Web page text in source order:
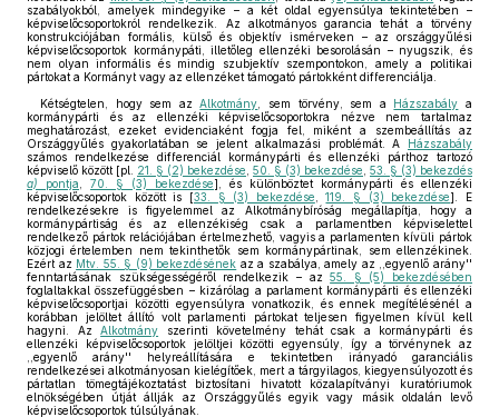
szabályokból, amelyek mindegyike – a két oldal egyensúlya tekintetében –
képviselőcsoportokról rendelkezik. Az alkotmányos garancia tehát a törvény
konstrukciójában formális, külső és objektív ismérveken – az országgyűlési
képviselőcsoportok kormánypáti, illetőleg ellenzéki besorolásán – nyugszik, és
nem olyan informális és mindig szubjektív szempontokon, amely a politikai
pártokat a Kormányt vagy az ellenzéket támogató pártokként differenciálja.
Kétségtelen, hogy sem azAlkotmány , sem törvény, sem a Házszabály a
kormánypárti és az ellenzéki képviselőcsoportokra nézve nem tartalmaz
meghatározást, ezeket evidenciaként fogja fel, miként a szembeállítás az
Országgyűlés gyakorlatában se jelent alkalmazási problémát. A Házszabály
számos rendelkezése differenciál kormánypárti és ellenzéki párthoz tartozó
képviselő között [pl. 21. § (2) bekezdése 50. § (3) bekezdése 53. § (3) bekezdés
a) pontja 70. § (3) bekezdése], és különböztet kormánypárti és ellenzéki
képviselőcsoportok között is [33. § (3) bekezdése ,119. § (3) bekezdése]. E
rendelkezésekre is figyelemmel az Alkotmánybíróság megállapítja, hogy a
kormánypártiság és az ellenzékiség csak a parlamentben képviselettel
rendelkező pártok relációjában értelmezhető, vagyis a parlamenten kívüli pártok
közjogi értelemben nem tekinthetők sem kormánypártinak, sem ellenzékinek.
Ezért az Mtv. 55. § (9) bekezdésének az a szabálya, amely az ,,egyenlő arány''
fenntartásának szükségességéről rendelkezik – az55. § (5) bekezdésében
foglaltakkal összefüggésben – kizárólag a parlament kormánypárti és ellenzéki
képviselőcsoportjai közötti egyensúlyra vonatkozik, és ennek megítélésénél a
korábban jelöltet állító volt parlamenti pártokat teljesen figyelmen kívül kell
hagyni. AzAlkotmány szerinti követelmény tehát csak a kormánypárti és
ellenzéki képviselőcsoportok jelöltjei közötti egyensúly, így a törvénynek az
,,egyenlő arány'' helyreállítására e tekintetben irányadó garanciális
rendelkezései alkotmányosan kielégítőek, mert a tárgyilagos, kiegyensúlyozott és
pártatlan tömegtájékoztatást biztosítani hivatott közalapítványi kuratóriumok
elnökségében útját állják az Országgyűlés egyik vagy másik oldalán levő
képviselőcsoportok túlsúlyának.